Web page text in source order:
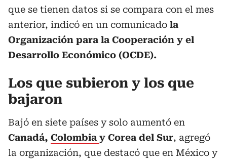
que se tienen datos si se compara con el mes
anterior, indicó en un comunicado la
Organización para la Cooperación y el
Desarrollo Económico (OCDE).
Los que subieron y los que
bajaron
Bajó en siete países y solo aumentó en
Canadá, Colombia y Corea del Sur, agregó
la organización, que destacó que en México y